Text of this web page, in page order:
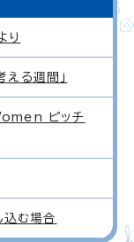
り
る週間」
ピッチ
む場合